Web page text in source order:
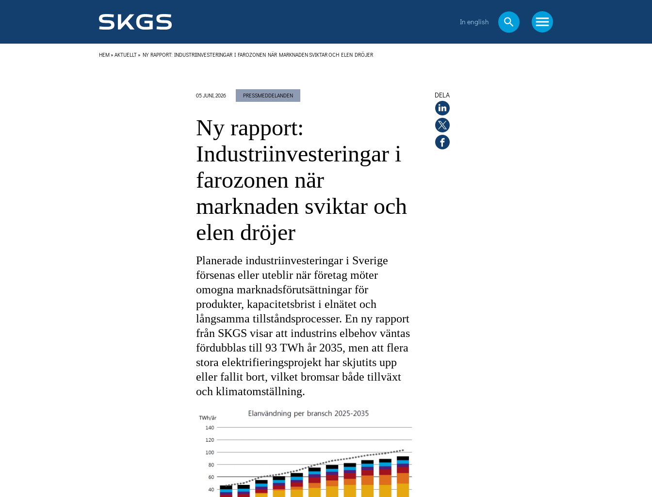
In english
HEM» AKTUELLT» NY RAPPORT: INDUSTRIINVESTERINGAR I FAROZONEN NÄR MARKNADEN SVIKTAR OCH ELEN DRÖJER
05 JUNI, 2026 PRESSMEDDELANDEN
Ny rapport:
Industriinvesteringar i
farozonen när
marknaden sviktar och
elen dröjer
Planerade industriinvesteringar i Sverige
försenas eller uteblir när företag möter
omogna marknadsförutsättningar för
produkter, kapacitetsbrist i elnätet och
långsamma tillståndsprocesser. En ny rapport
från SKGS visar att industrins elbehov väntas
fördubblas till 93 TWh år 2035, men att flera
stora elektrifieringsprojekt har skjutits upp
eller fallit bort, vilket bromsar både tillväxt
och klimatomställning.
DELA